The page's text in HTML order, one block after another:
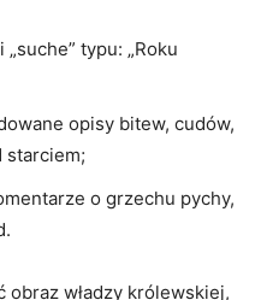
typu: „Roku
opisy bitew, cudów,
starciem;
o grzechu pychy,
obraz władzy królewskiej,